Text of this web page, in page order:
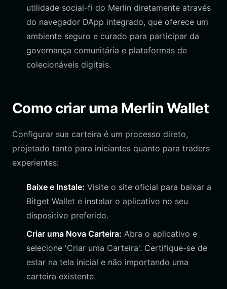
utilidade social-fi do Merlin diretamente através
do navegador DApp integrado, que oferece um
ambiente seguro e curado para participar da
governança comunitária e plataformas de
colecionáveis digitais.
Como criar uma Merlin Wallet
Configurar sua carteira é um processo direto,
projetado tanto para iniciantes quanto para traders
experientes:
Baixe e Instale: Visite o site oficial para baixar a
Bitget Wallet e instalar o aplicativo no seu
dispositivo preferido.
Criar uma Nova Carteira: Abra o aplicativo e
selecione 'Criar uma Carteira'. Certifique-se de
estar na tela inicial e não importando uma
carteira existente.